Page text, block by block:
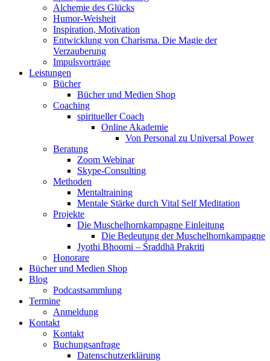
Alchemie des Glücks
Humor-Weisheit
Inspiration, Motivation
Entwicklung von Charisma. Die Magie der
Verzauberung
Impulsvorträge
Leistungen
Bücher
Bücher und Medien Shop
Coaching
spiritueller Coach
Online Akademie
Von Personal zu Universal Power
Beratung
Zoom Webinar
Skype-Consulting
Methoden
Mentaltraining
Mentale Stärke durch Vital Self Meditation
Projekte
Die Muschelhornkampagne Einleitung
Die Bedeutung der Muschelhornkampagne
Jyothi Bhoomi – Śraddhā Prakriti
Honorare
Bücher und Medien Shop
Blog
Podcastsammlung
Termine
Anmeldung
Kontakt
Kontakt
Buchungsanfrage
Datenschutzerklärung